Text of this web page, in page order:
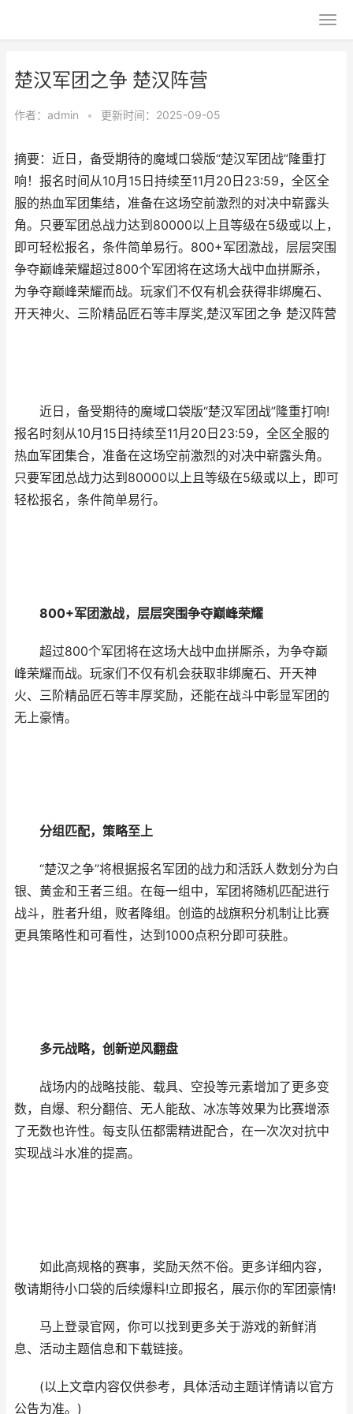
楚汉军团之争 楚汉阵营
作者： admin • 更新时间：2025-09-05
摘要：近日，备受期待的魔域口袋版“楚汉军团战”隆重打
响！报名时间从10月15日持续至11月20日23:59，全区全
服的热血军团集结，准备在这场空前激烈的对决中崭露头
角。只要军团总战力达到80000以上且等级在5级或以上，
即可轻松报名，条件简单易行。800+军团激战，层层突围
争夺巅峰荣耀超过800个军团将在这场大战中血拼厮杀，
为争夺巅峰荣耀而战。玩家们不仅有机会获得非绑魔石、
开天神火、三阶精品匠石等丰厚奖,楚汉军团之争 楚汉阵营
近日，备受期待的魔域口袋版“楚汉军团战”隆重打响!
报名时刻从10月15日持续至11月20日23:59，全区全服的
热血军团集合，准备在这场空前激烈的对决中崭露头角。
只要军团总战力达到80000以上且等级在5级或以上，即可
轻松报名，条件简单易行。
800+军团激战，层层突围争夺巅峰荣耀
超过800个军团将在这场大战中血拼厮杀，为争夺巅
峰荣耀而战。玩家们不仅有机会获取非绑魔石、开天神
火、三阶精品匠石等丰厚奖励，还能在战斗中彰显军团的
无上豪情。
分组匹配，策略至上
“楚汉之争”将根据报名军团的战力和活跃人数划分为白
银、黄金和王者三组。在每一组中，军团将随机匹配进行
战斗，胜者升组，败者降组。创造的战旗积分机制让比赛
更具策略性和可看性，达到1000点积分即可获胜。
多元战略，创新逆风翻盘
战场内的战略技能、载具、空投等元素增加了更多变
数，自爆、积分翻倍、无人能敌、冰冻等效果为比赛增添
了无数也许性。每支队伍都需精进配合，在一次次对抗中
实现战斗水准的提高。
如此高规格的赛事，奖励天然不俗。更多详细内容，
敬请期待小口袋的后续爆料!立即报名，展示你的军团豪情!
马上登录官网，你可以找到更多关于游戏的新鲜消
息、活动主题信息和下载链接。
(以上文章内容仅供参考，具体活动主题详情请以官方
公告为准。)